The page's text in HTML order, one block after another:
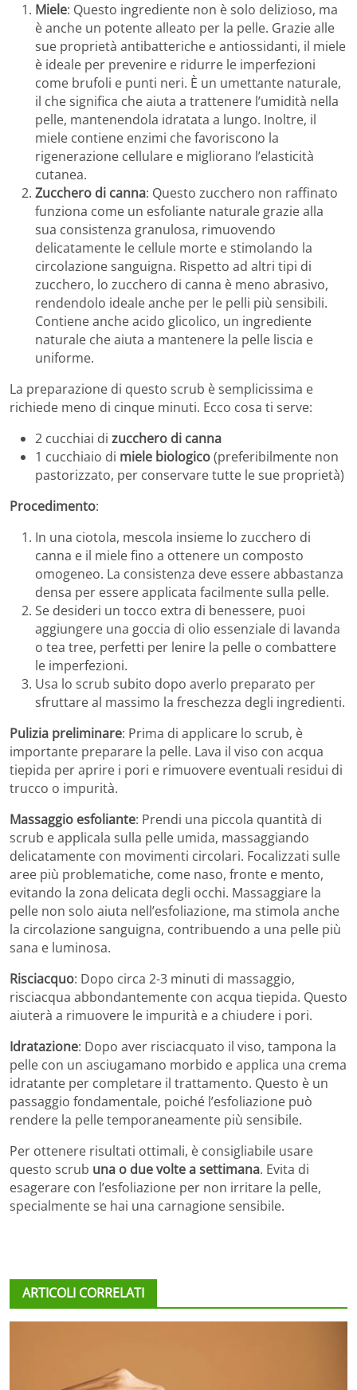
Miele: Questo ingrediente non è solo delizioso, ma
è anche un potente alleato per la pelle. Grazie alle
sue proprietà antibatteriche e antiossidanti, il miele
è ideale per prevenire e ridurre le imperfezioni
come brufoli e punti neri. È un umettante naturale,
il che significa che aiuta a trattenere l’umidità nella
pelle, mantenendola idratata a lungo. Inoltre, il
miele contiene enzimi che favoriscono la
rigenerazione cellulare e migliorano l’elasticità
cutanea.
Zucchero di canna: Questo zucchero non raffinato
funziona come un esfoliante naturale grazie alla
sua consistenza granulosa, rimuovendo
delicatamente le cellule morte e stimolando la
circolazione sanguigna. Rispetto ad altri tipi di
zucchero, lo zucchero di canna è meno abrasivo,
rendendolo ideale anche per le pelli più sensibili.
Contiene anche acido glicolico, un ingrediente
naturale che aiuta a mantenere la pelle liscia e
uniforme.
La preparazione di questo scrub è semplicissima e
richiede meno di cinque minuti. Ecco cosa ti serve:
2 cucchiai di zucchero di canna
1 cucchiaio di miele biologico(preferibilmente non
pastorizzato, per conservare tutte le sue proprietà)
Procedimento:
In una ciotola, mescola insieme lo zucchero di
canna e il miele fino a ottenere un composto
omogeneo. La consistenza deve essere abbastanza
densa per essere applicata facilmente sulla pelle.
Se desideri un tocco extra di benessere, puoi
aggiungere una goccia di olio essenziale di lavanda
o tea tree, perfetti per lenire la pelle o combattere
le imperfezioni.
Usa lo scrub subito dopo averlo preparato per
sfruttare al massimo la freschezza degli ingredienti.
Pulizia preliminare: Prima di applicare lo scrub, è
importante preparare la pelle. Lava il viso con acqua
tiepida per aprire i pori e rimuovere eventuali residui di
trucco o impurità.
Massaggio esfoliante: Prendi una piccola quantità di
scrub e applicala sulla pelle umida, massaggiando
delicatamente con movimenti circolari. Focalizzati sulle
aree più problematiche, come naso, fronte e mento,
evitando la zona delicata degli occhi. Massaggiare la
pelle non solo aiuta nell’esfoliazione, ma stimola anche
la circolazione sanguigna, contribuendo a una pelle più
sana e luminosa.
Risciacquo: Dopo circa 2-3 minuti di massaggio,
risciacqua abbondantemente con acqua tiepida. Questo
aiuterà a rimuovere le impurità e a chiudere i pori.
Idratazione: Dopo aver risciacquato il viso, tampona la
pelle con un asciugamano morbido e applica una crema
idratante per completare il trattamento. Questo è un
passaggio fondamentale, poiché l’esfoliazione può
rendere la pelle temporaneamente più sensibile.
Per ottenere risultati ottimali, è consigliabile usare
questo scrub una o due volte a settimana. Evita di
esagerare con l’esfoliazione per non irritare la pelle,
specialmente se hai una carnagione sensibile.
ARTICOLI CORRELATI